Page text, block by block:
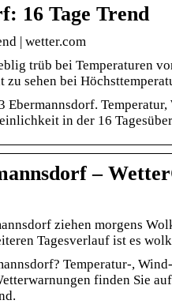
16 Tage Trend
| wetter.com
trüb bei Temperaturen
zu sehen bei
Ebermannsdorf. Temperatur,
in der 16
–
ziehen morgens
Tagesverlauf ist es
Temperatur-,
finden Sie